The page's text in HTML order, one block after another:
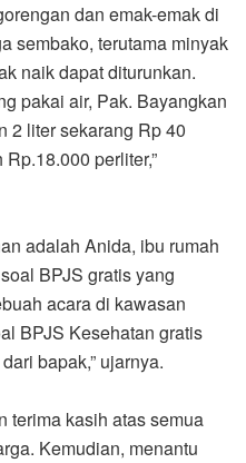
dan emak-emak di
sembako, terutama minyak
naik dapat diturunkan.
pakai air, Pak. Bayangkan
2 liter sekarang Rp 40
perliter,”
adalah Anida, ibu rumah
BPJS gratis yang
acara di kawasan
BPJS Kesehatan gratis
bapak,” ujarnya.
terima kasih atas semua
Kemudian, menantu